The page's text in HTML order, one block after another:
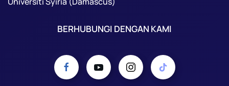
BERHUBUNGI DENGAN KAMI